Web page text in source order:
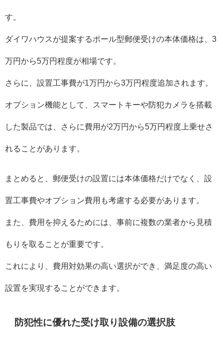
す。
ダイワハウスが提案するポール型郵便受けの本体価格は、3
万円から5万円程度が相場です。
さらに、設置工事費が1万円から3万円程度追加されます。
オプション機能として、スマートキーや防犯カメラを搭載
した製品では、さらに費用が2万円から5万円程度上乗せさ
れることがあります。
まとめると、郵便受けの設置には本体価格だけでなく、設
置工事費やオプション費用も考慮する必要があります。
また、費用を抑えるためには、事前に複数の業者から見積
もりを取ることが重要です。
これにより、費用対効果の高い選択ができ、満足度の高い
設置を実現することができます。
防犯性に優れた受け取り設備の選択肢